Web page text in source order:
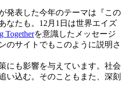
発表した今年のテーマは『この
なたも。12月1日は世界エイズ
Togetherを意識したメッセージ
のサイトでもこのように説明さ
にも影響を与えています。社会
い込む。そのこともまた、深刻